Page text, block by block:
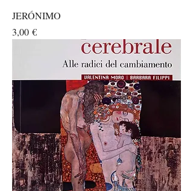
JERÓNIMO
Prezzo
3,00 €